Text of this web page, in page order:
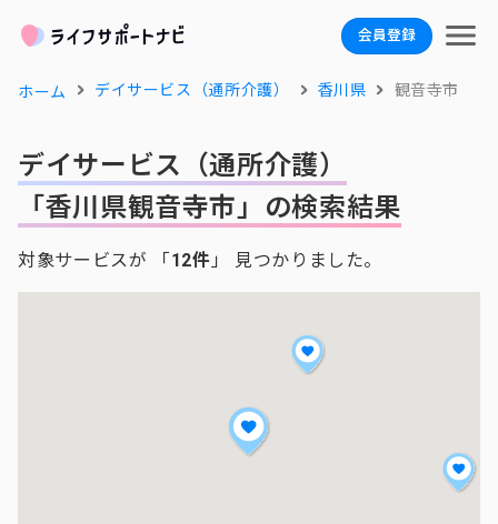
会員登録
ホーム デイサービス（通所介護） 香川県 観音寺市
デイサービス（通所介護）
「香川県観音寺市」の検索結果
対象サービスが 「12件 」 見つかりました。